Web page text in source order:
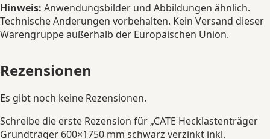
Hinweis: Anwendungsbilder und Abbildungen ähnlich.
Technische Änderungen vorbehalten. Kein Versand dieser
Warengruppe außerhalb der Europäischen Union.
Rezensionen
Es gibt noch keine Rezensionen.
Schreibe die erste Rezension für „CATE Hecklastenträger
Grundträger 600×1750 mm schwarz verzinkt inkl.